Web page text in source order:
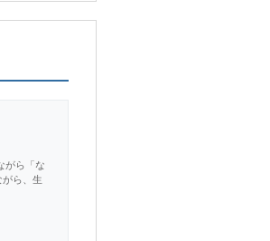
がら「な
ら、生